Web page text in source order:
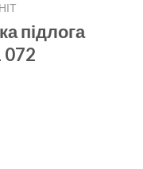
підлога
072